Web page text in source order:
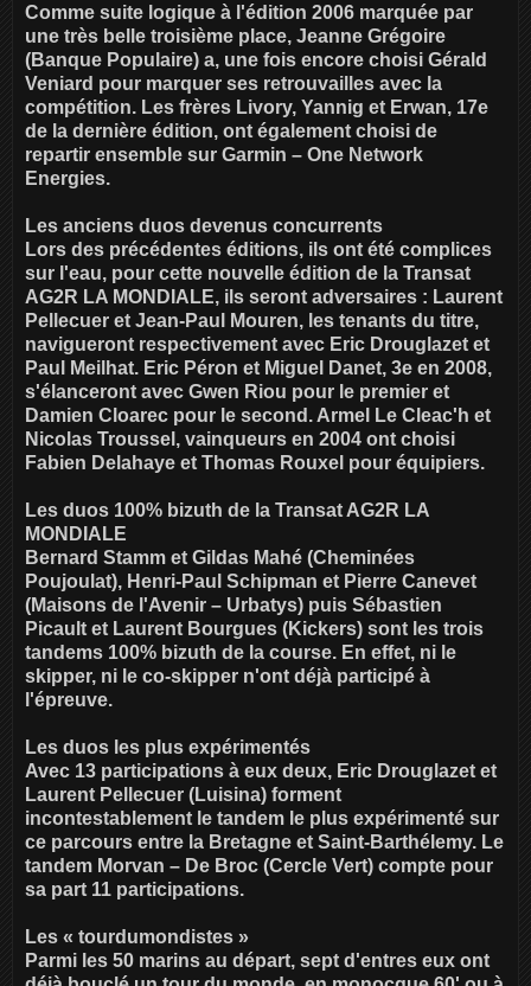
Comme suite logique à l'édition 2006 marquée par
une très belle troisième place, Jeanne Grégoire
(Banque Populaire) a, une fois encore choisi Gérald
Veniard pour marquer ses retrouvailles avec la
compétition. Les frères Livory, Yannig et Erwan, 17e
de la dernière édition, ont également choisi de
repartir ensemble sur Garmin – One Network
Energies.
Les anciens duos devenus concurrents
Lors des précédentes éditions, ils ont été complices
sur l'eau, pour cette nouvelle édition de la Transat
AG2R LA MONDIALE, ils seront adversaires : Laurent
Pellecuer et Jean-Paul Mouren, les tenants du titre,
navigueront respectivement avec Eric Drouglazet et
Paul Meilhat. Eric Péron et Miguel Danet, 3e en 2008,
s'élanceront avec Gwen Riou pour le premier et
Damien Cloarec pour le second. Armel Le Cleac'h et
Nicolas Troussel, vainqueurs en 2004 ont choisi
Fabien Delahaye et Thomas Rouxel pour équipiers.
Les duos 100% bizuth de la Transat AG2R LA
MONDIALE
Bernard Stamm et Gildas Mahé (Cheminées
Poujoulat), Henri-Paul Schipman et Pierre Canevet
(Maisons de l'Avenir – Urbatys) puis Sébastien
Picault et Laurent Bourgues (Kickers) sont les trois
tandems 100% bizuth de la course. En effet, ni le
skipper, ni le co-skipper n'ont déjà participé à
l'épreuve.
Les duos les plus expérimentés
Avec 13 participations à eux deux, Eric Drouglazet et
Laurent Pellecuer (Luisina) forment
incontestablement le tandem le plus expérimenté sur
ce parcours entre la Bretagne et Saint-Barthélemy. Le
tandem Morvan – De Broc (Cercle Vert) compte pour
sa part 11 participations.
Les « tourdumondistes »
Parmi les 50 marins au départ, sept d'entres eux ont